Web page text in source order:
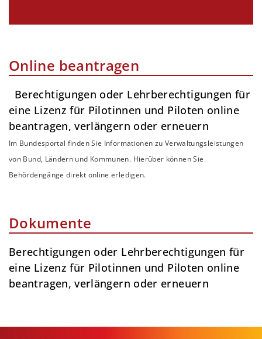
Online beantragen
Berechtigungen oder Lehrberechtigungen für
eine Lizenz für Pilotinnen und Piloten online
beantragen, verlängern oder erneuern
Im Bundesportal finden Sie Informationen zu Verwaltungsleistungen
von Bund, Ländern und Kommunen. Hierüber können Sie
Behördengänge direkt online erledigen.
Dokumente
Berechtigungen oder Lehrberechtigungen für
eine Lizenz für Pilotinnen und Piloten online
beantragen, verlängern oder erneuern